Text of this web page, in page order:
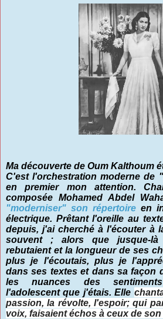
Ma découverte de Oum Kalthoum
C'est l'orchestration moderne de
en premier mon attention.
composée Mohamed Abdel
"moderniser" son répertoire en
électrique. Prêtant l'oreille au
depuis, j'ai cherché à l'écouter à
souvent ; alors que jusque-là
rebutaient et la longueur de ses
plus je l'écoutais, plus je
dans ses textes et dans sa façon
les nuances des
l'adolescent que j'étais. Elle
passion, la révolte, l'espoir; qui
voix, faisaient échos à ceux de son